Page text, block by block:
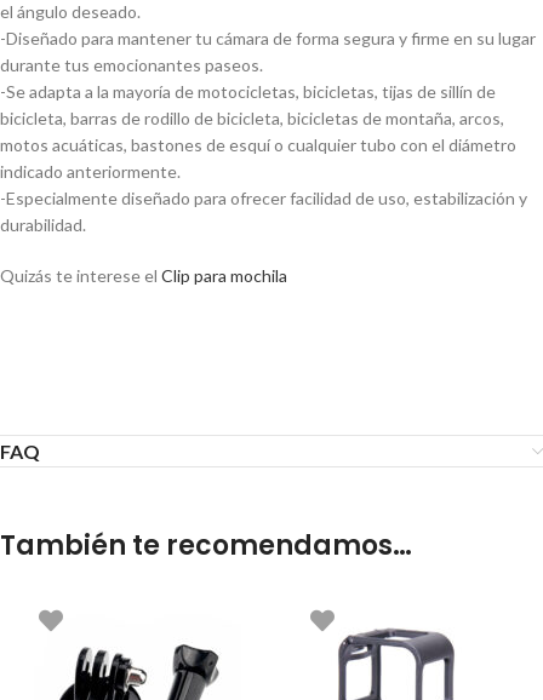
el ángulo deseado.
-Diseñado para mantener tu cámara de forma segura y firme en su lugar
durante tus emocionantes paseos.
-Se adapta a la mayoría de motocicletas, bicicletas, tijas de sillín de
bicicleta, barras de rodillo de bicicleta, bicicletas de montaña, arcos,
motos acuáticas, bastones de esquí o cualquier tubo con el diámetro
indicado anteriormente.
-Especialmente diseñado para ofrecer facilidad de uso, estabilización y
durabilidad.
Quizás te interese el Clip para mochila
FAQ
También te recomendamos…